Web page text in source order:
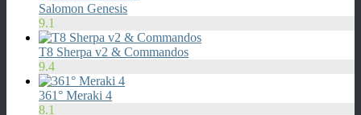
Salomon Genesis
9.1
T8 Sherpa v2 & Commandos
9.4
361° Meraki 4
8.1